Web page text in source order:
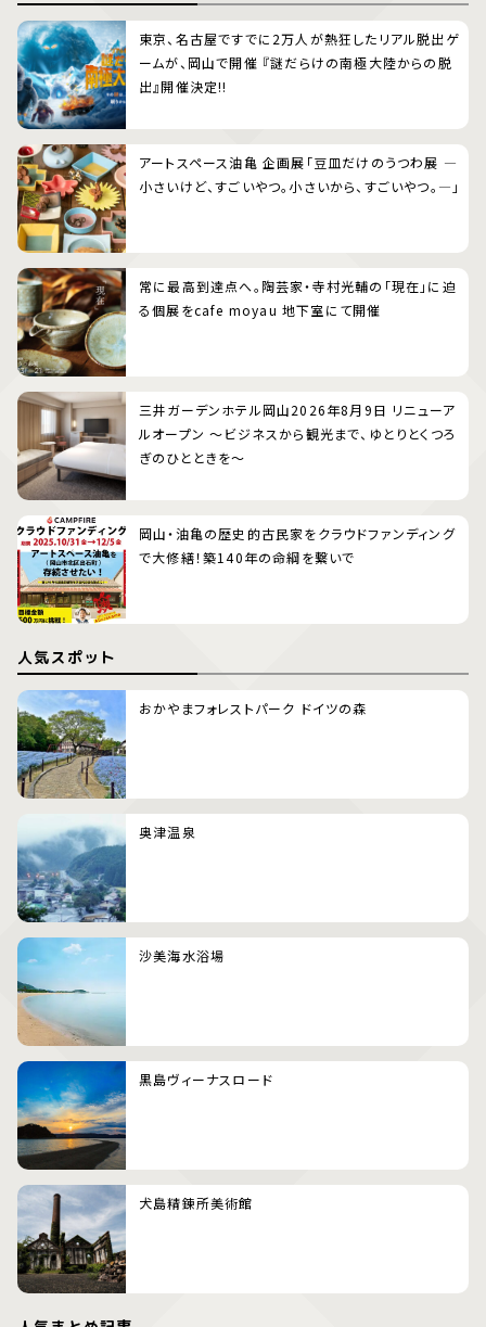
東京、名古屋ですでに2万人が熱狂したリアル脱出ゲ
ームが、岡山で開催 『謎だらけの南極大陸からの脱
出』開催決定!!
アートスペース油亀 企画展「豆皿だけのうつわ展 ―
小さいけど、すごいやつ。小さいから、すごいやつ。―」
常に最高到達点へ。陶芸家・寺村光輔の「現在」に迫
る個展をcafe moyau 地下室にて開催
三井ガーデンホテル岡山2026年8月9日 リニューア
ルオープン 〜ビジネスから観光まで、ゆとりとくつろ
ぎのひとときを〜
岡山・油亀の歴史的古民家をクラウドファンディング
で大修繕！築140年の命綱を繋いで
人気スポット
おかやまフォレストパーク ドイツの森
奥津温泉
沙美海水浴場
黒島ヴィーナスロード
犬島精錬所美術館